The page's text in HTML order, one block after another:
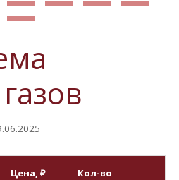
Цена, ₽ Кол-во